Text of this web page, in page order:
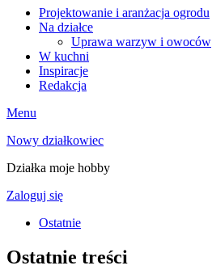
Projektowanie i aranżacja ogrodu
Na działce
Uprawa warzyw i owoców
W kuchni
Inspiracje
Redakcja
Menu
Nowy działkowiec
Działka moje hobby
Zaloguj się
Ostatnie
Ostatnie treści